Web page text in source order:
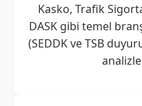
Kasko, Trafik
DASK gibi temel
(SEDDK ve TSB